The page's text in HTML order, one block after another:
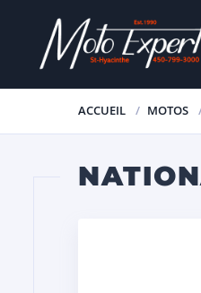
ACCUEIL MOTOS